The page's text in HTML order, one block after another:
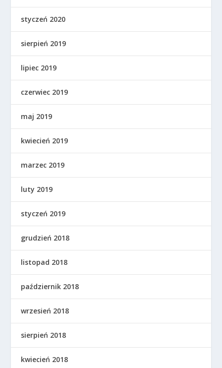
styczeń 2020
sierpień 2019
lipiec 2019
czerwiec 2019
maj 2019
kwiecień 2019
marzec 2019
luty 2019
styczeń 2019
grudzień 2018
listopad 2018
październik 2018
wrzesień 2018
sierpień 2018
kwiecień 2018